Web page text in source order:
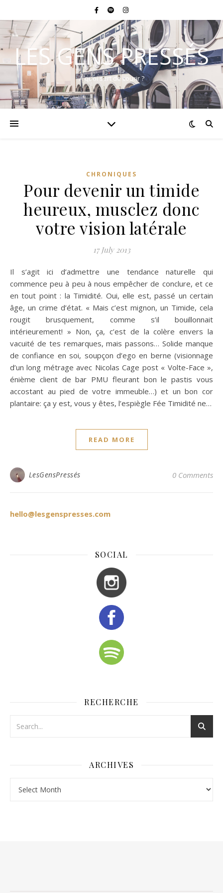
LES GENS PRESSÉS
A quoi sert de courir ?
CHRONIQUES
Pour devenir un timide
heureux, musclez donc
votre vision latérale
17 July 2013
Il s’agit ici d’admettre une tendance naturelle qui
commence peu à peu à nous empêcher de conclure, et ce
en tout point : la Timidité. Oui, elle est, passé un certain
âge, un crime d’état. « Mais c’est mignon, un Timide, cela
rougit brusquement, comme s’il bouillonnait
intérieurement! » Non, ça, c’est de la colère envers la
vacuité de tes remarques, mais passons… Solide manque
de confiance en soi, soupçon d’ego en berne (visionnage
d’un long métrage avec Nicolas Cage post « Volte-Face »,
énième client de bar PMU fleurant bon le pastis vous
accostant au pied de votre immeuble…) et un bon cor
plantaire: ça y est, vous y êtes, l’espiègle Fée Timidité ne…
READ MORE
LesGensPressés 0 Comments
hello@lesgenspresses.com
SOCIAL
RECHERCHE
ARCHIVES